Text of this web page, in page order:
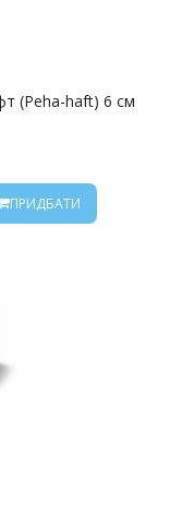
(Peha-haft) 6 см
ПРИДБАТИ